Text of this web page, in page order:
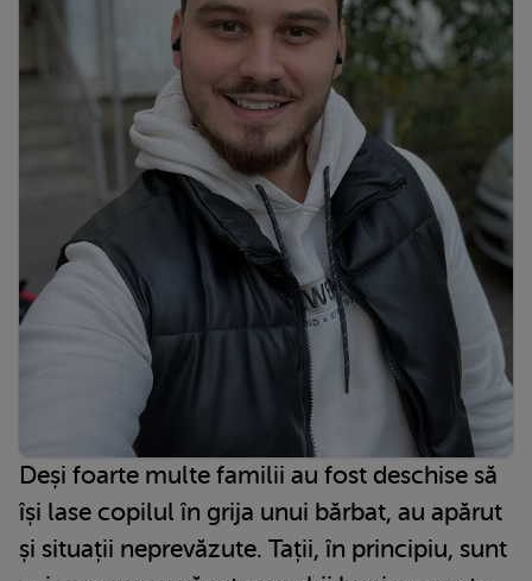
Deși foarte multe familii au fost deschise să
își lase copilul în grija unui bărbat, au apărut
și situații neprevăzute. Tații, în principiu, sunt